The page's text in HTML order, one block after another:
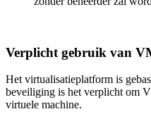
Verplicht gebruik van
Het virtualisatieplatform is
beveiliging is het verplicht om
virtuele machine.